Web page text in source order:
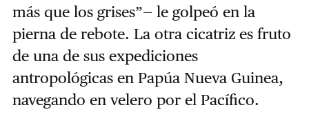
más que los grises”— le golpeó en la
pierna de rebote. La otra cicatriz es fruto
de una de sus expediciones
antropológicas en Papúa Nueva Guinea,
navegando en velero por el Pacífico.